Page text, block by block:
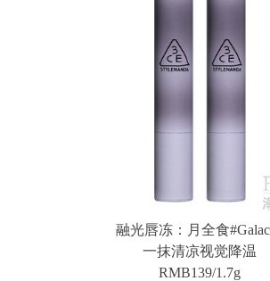
融光唇冻：月全食
一抹清凉视觉降温
RMB139/1.7g